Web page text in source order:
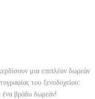
μια επιπλέον δωρεάν
του ξενοδοχείου:
ένα βράδυ δωρεάν!